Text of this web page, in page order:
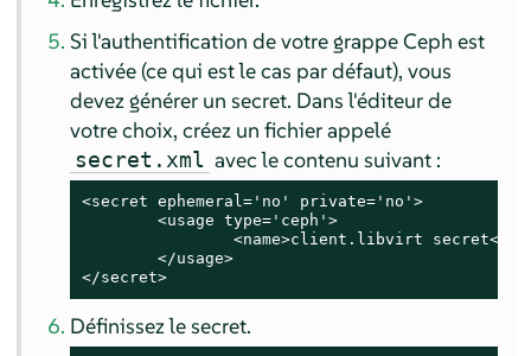
Si l'authentification de votre grappe Ceph est
activée (ce qui est le cas par défaut), vous
devez générer un secret. Dans l'éditeur de
votre choix, créez un fichier appelé
secret.xml avec le contenu suivant :
<secret ephemeral='no' private='no'>
        <usage type='ceph'>
<name>client.libvirt secret</
        </usage>
</secret>
Définissez le secret.